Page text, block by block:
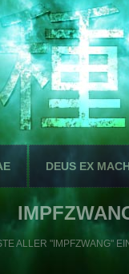
DEUS EX
ALLER "IMPFZWANG"